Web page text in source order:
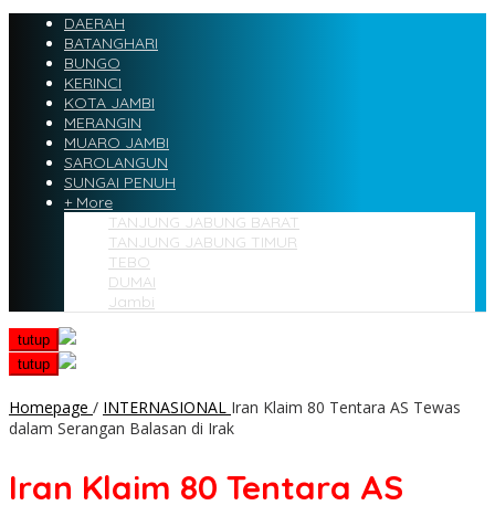
DAERAH
BATANGHARI
BUNGO
KERINCI
KOTA JAMBI
MERANGIN
MUARO JAMBI
SAROLANGUN
SUNGAI PENUH
+ More
TANJUNG JABUNG BARAT
TANJUNG JABUNG TIMUR
TEBO
DUMAI
Jambi
tutup
tutup
Homepage / INTERNASIONAL Iran Klaim 80 Tentara AS Tewas
dalam Serangan Balasan di Irak
Iran Klaim 80 Tentara AS